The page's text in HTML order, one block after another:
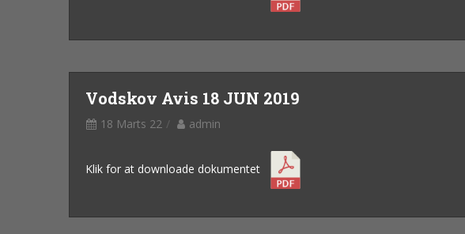
Vodskov Avis 18 JUN 2019
18 Marts 22 admin
Klik for at downloade dokumentet